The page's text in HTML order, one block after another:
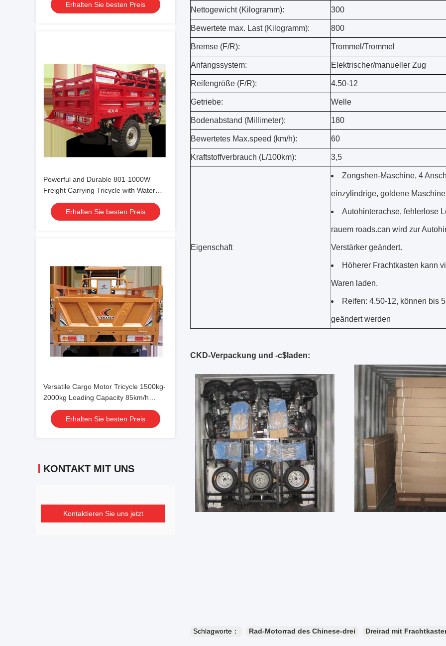
Needs
Erhalten Sie besten Preis
Powerful and Durable 801-1000W
Freight Carrying Tricycle with Water
Cooled Cooling Type
Erhalten Sie besten Preis
Versatile Cargo Motor Tricycle 1500kg-
2000kg Loading Capacity 85km/h
Speed and 3.8L/100km Fuel
ConsumptionErhalten Sie besten Preis
KONTAKT MIT UNS
Kontaktieren Sie uns jetzt
Nettogewicht (Kilogramm): 300
Bewertete max. Last (Kilogramm): 800
Bremse (F/R): Trommel/Trommel
Anfangssystem: Elektrischer/manueller Zug
Reifengröße (F/R): 4.50-12
Getriebe: Welle
Bodenabstand (Millimeter): 180
Bewertetes Max.speed (km/h): 60
Kraftstoffverbrauch (L/100km): 3,5
Eigenschaft
Zongshen-Maschine, 4
einzylindrige, goldene
Autohinterachse, fehlerlose
rauem roads.can wird zur
Verstärker geändert.
Höherer Frachtkasten kann
Waren laden.
Reifen: 4.50-12, können bis
geändert werden
CKD-Verpackung und -c$laden:
Schlagworte： Rad-Motorrad des Chinese-drei Dreirad mit